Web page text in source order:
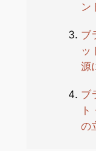
ン
ブ
ッ
源
ブ
の